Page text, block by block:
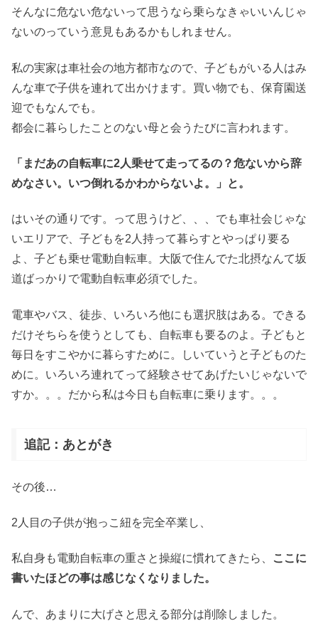
そんなに危ない危ないって思うなら乗らなきゃいいんじゃ
ないのっていう意見もあるかもしれません。
私の実家は車社会の地方都市なので、子どもがいる人はみ
んな車で子供を連れて出かけます。買い物でも、保育園送
迎でもなんでも。
都会に暮らしたことのない母と会うたびに言われます。
「まだあの自転車に2人乗せて走ってるの？危ないから辞
めなさい。いつ倒れるかわからないよ。」と。
はいその通りです。って思うけど、、、でも車社会じゃな
いエリアで、子どもを2人持って暮らすとやっぱり要る
よ、子ども乗せ電動自転車。大阪で住んでた北摂なんて坂
道ばっかりで電動自転車必須でした。
電車やバス、徒歩、いろいろ他にも選択肢はある。できる
だけそちらを使うとしても、自転車も要るのよ。子どもと
毎日をすこやかに暮らすために。しいていうと子どものた
めに。いろいろ連れてって経験させてあげたいじゃないで
すか。。。だから私は今日も自転車に乗ります。。。
追記：あとがき
その後…
2人目の子供が抱っこ紐を完全卒業し、
私自身も電動自転車の重さと操縦に慣れてきたら、
ここに
書いたほどの事は感じなくなりました。
んで、あまりに大げさと思える部分は削除しました。